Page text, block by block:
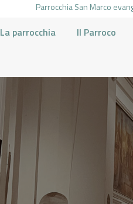
Parrocchia San Marco
La parrocchia Il Parroco